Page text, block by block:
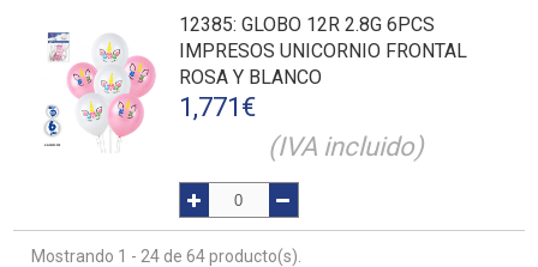
12385: GLOBO 12R 2.8G 6PCS
IMPRESOS UNICORNIO FRONTAL
ROSA Y BLANCO
1,771 €
(IVA incluido)
Mostrando 1 - 24 de 64 producto(s).